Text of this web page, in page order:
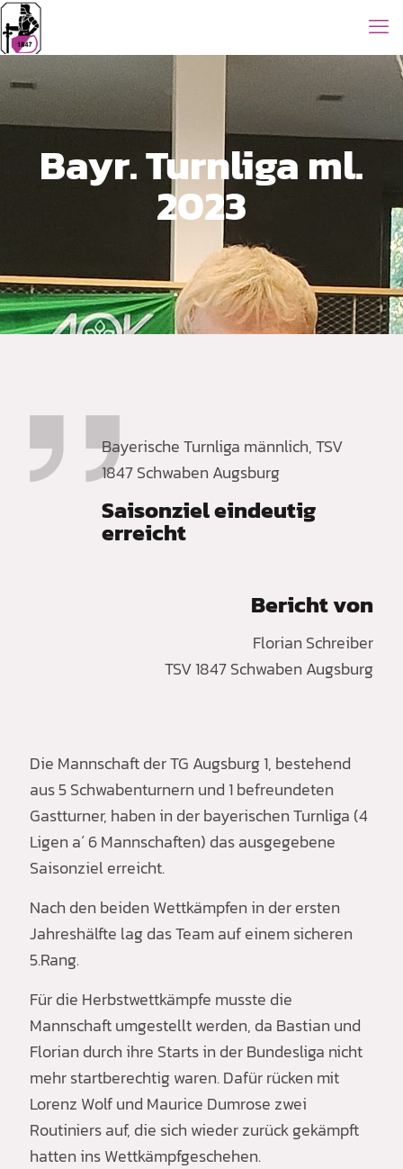
Bayr. Turnliga ml.
2023
Bayerische Turnliga männlich, TSV
1847 Schwaben Augsburg
Saisonziel eindeutig
erreicht
Bericht von
Florian Schreiber
TSV 1847 Schwaben Augsburg
Die Mannschaft der TG Augsburg 1, bestehend
aus 5 Schwabenturnern und 1 befreundeten
Gastturner, haben in der bayerischen Turnliga (4
Ligen a´ 6 Mannschaften) das ausgegebene
Saisonziel erreicht.
Nach den beiden Wettkämpfen in der ersten
Jahreshälfte lag das Team auf einem sicheren
5.Rang.
Für die Herbstwettkämpfe musste die
Mannschaft umgestellt werden, da Bastian und
Florian durch ihre Starts in der Bundesliga nicht
mehr startberechtig waren. Dafür rücken mit
Lorenz Wolf und Maurice Dumrose zwei
Routiniers auf, die sich wieder zurück gekämpft
hatten ins Wettkämpfgeschehen.